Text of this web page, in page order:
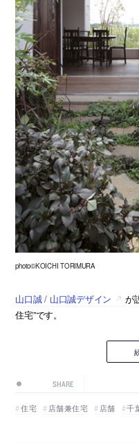
photo©KOICHI TORIMURA
山口誠 / 山口誠デザイン
が
住宅”です。
SHARE
住宅 店舗兼住宅 店舗 千